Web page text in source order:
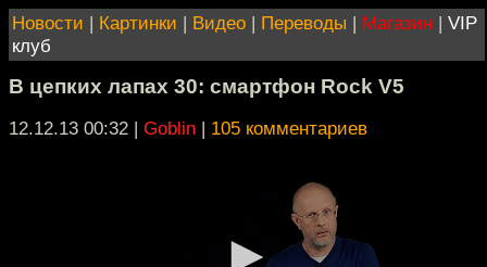
Новости | Картинки | Видео | Переводы | Магазин | VIP
клуб
В цепких лапах 30: смартфон Rock V5
12.12.13 00:32 | Goblin | 105 комментариев